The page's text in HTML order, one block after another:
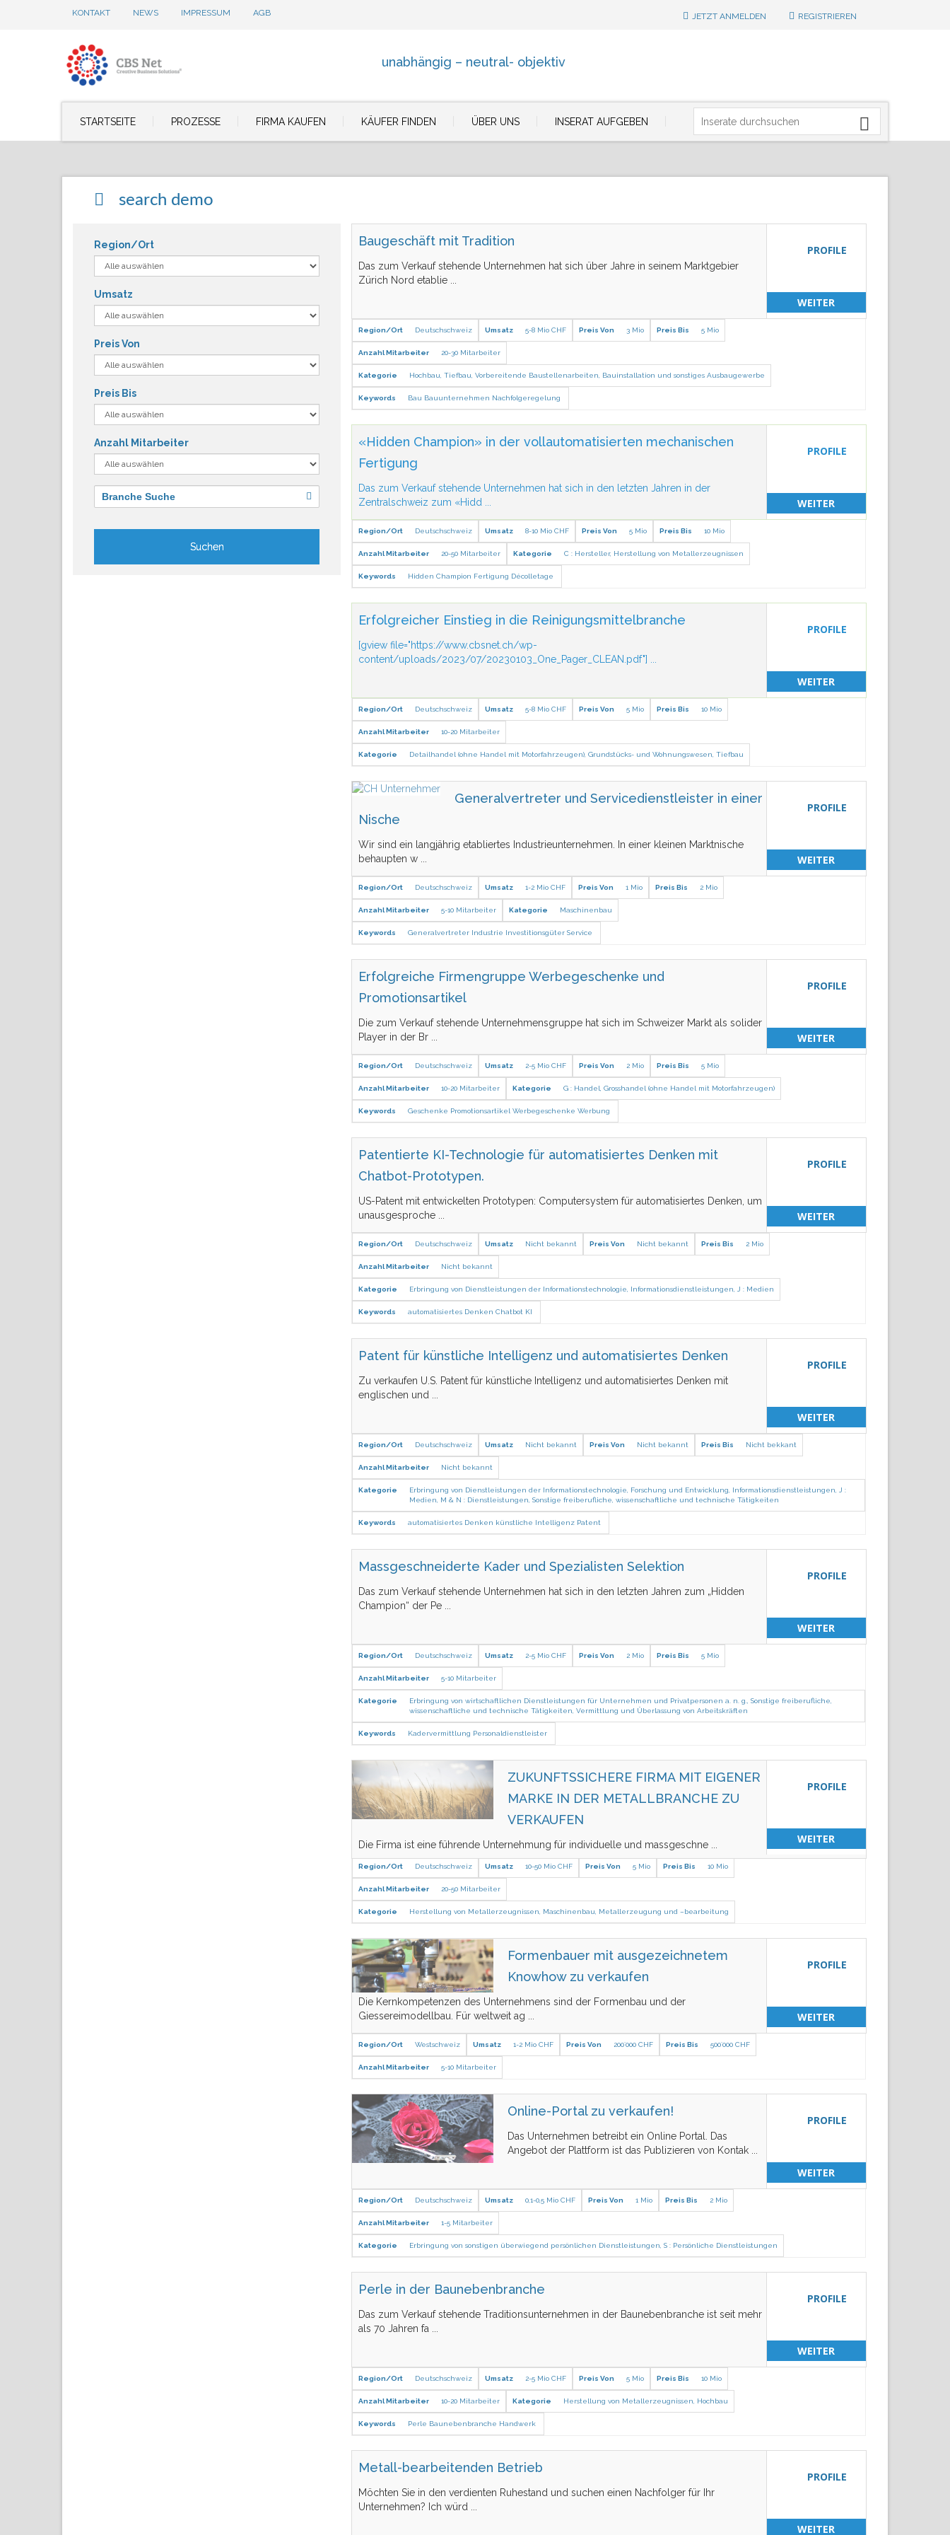
JETZT ANMELDEN REGISTRIEREN
KONTAKT NEWS IMPRESSUM AGB
unabhängig – neutral- objektiv
STARTSEITE PROZESSE FIRMA KAUFEN KÄUFER FINDEN ÜBER UNS INSERAT AUFGEBEN
search demo
Region/Ort
Umsatz
Preis Von
Preis Bis
Anzahl Mitarbeiter
Branche Suche
Suchen
PROFILE
WEITER
Baugeschäft mit Tradition
Das zum Verkauf stehende Unternehmen hat sich über Jahre in seinem Marktgebier
Zürich Nord etablie
Region/Ort Deutschschweiz Umsatz 5-8 Mio CHF Preis Von 3 Mio Preis Bis 5 Mio
Anzahl Mitarbeiter 20-30 Mitarbeiter
Kategorie Hochbau ,Tiefbau ,Vorbereitende Baustellenarbeiten, Bauinstallation und sonstiges Ausbaugewerbe
Keywords Bau Bauunternehmen Nachfolgeregelung
PROFILE
WEITER
«Hidden Champion» in der vollautomatisierten mechanischen
Fertigung
Das zum Verkauf stehende Unternehmen hat sich in den letzten Jahren in der
Zentralschweiz zum «Hidd
Region/Ort Deutschschweiz Umsatz 8-10 Mio CHF Preis Von 5 Mio Preis Bis 10 Mio
Anzahl Mitarbeiter 20-50 Mitarbeiter Kategorie C : Hersteller, Herstellung von Metallerzeugnissen
Keywords Hidden Champion Fertigung Décolletage
PROFILE
WEITER
Erfolgreicher Einstieg in die Reinigungsmittelbranche
[gview file="https://www.cbsnet.ch/wp-
content/uploads/2023/07/20230103_One_Pager_CLEAN.pdf"]
Region/Ort Deutschschweiz Umsatz 5-8 Mio CHF Preis Von 5 Mio Preis Bis 10 Mio
Anzahl Mitarbeiter 10-20 Mitarbeiter
Kategorie Detailhandel (ohne Handel mit Motorfahrzeugen) ,Grundstücks- und Wohnungswesen ,Tiefbau
PROFILE
WEITER
Generalvertreter und Servicedienstleister in einer
Nische
Wir sind ein langjährig etabliertes Industrieunternehmen. In einer kleinen Marktnische
behaupten w
Region/Ort Deutschschweiz Umsatz 1-2 Mio CHF Preis Von 1 Mio Preis Bis 2 Mio
Anzahl Mitarbeiter 5-10 Mitarbeiter Kategorie Maschinenbau
Keywords Generalvertreter Industrie Investitionsgüter Service
PROFILE
WEITER
Erfolgreiche Firmengruppe Werbegeschenke und
Promotionsartikel
Die zum Verkauf stehende Unternehmensgruppe hat sich im Schweizer Markt als solider
Player in der Br
Region/Ort Deutschschweiz Umsatz 2-5 Mio CHF Preis Von 2 Mio Preis Bis 5 Mio
Anzahl Mitarbeiter 10-20 Mitarbeiter Kategorie G : Handel ,Grosshandel (ohne Handel mit Motorfahrzeugen)
Keywords Geschenke Promotionsartikel Werbegeschenke Werbung
PROFILE
WEITER
Patentierte KI-Technologie für automatisiertes Denken mit
Chatbot-Prototypen.
US-Patent mit entwickelten Prototypen: Computersystem für automatisiertes Denken, um
unausgesproche
Region/Ort Deutschschweiz Umsatz Nicht bekannt Preis Von Nicht bekannt Preis Bis 2 Mio
Anzahl Mitarbeiter Nicht bekannt
Kategorie Erbringung von Dienstleistungen der Informationstechnologie Informationsdienstleistungen J : Medien
Keywords automatisiertes Denken Chatbot KI
PROFILE
WEITER
Patent für künstliche Intelligenz und automatisiertes Denken
Zu verkaufen U.S. Patent für künstliche Intelligenz und automatisiertes Denken mit
englischen und
Region/Ort Deutschschweiz Umsatz Nicht bekannt Preis Von Nicht bekannt Preis Bis Nicht bekkant
Anzahl Mitarbeiter Nicht bekannt
Kategorie Erbringung von Dienstleistungen der Informationstechnologie Forschung und Entwicklung Informationsdienstleistungen
J :
Medien
M & N : Dienstleistungen ,Sonstige freiberufliche, wissenschaftliche und technische Tätigkeiten
Keywords automatisiertes Denken künstliche Intelligenz Patent
PROFILE
WEITER
Massgeschneiderte Kader und Spezialisten Selektion
Das zum Verkauf stehende Unternehmen hat sich in den letzten Jahren zum „Hidden
Champion“ der Pe
Region/Ort Deutschschweiz Umsatz 2-5 Mio CHF Preis Von 2 Mio Preis Bis 5 Mio
Anzahl Mitarbeiter 5-10 Mitarbeiter
Kategorie Erbringung von wirtschaftlichen Dienstleistungen für Unternehmen und Privatpersonen a. n. g. ,Sonstige freiberufliche,
wissenschaftliche und technische Tätigkeiten ,Vermittlung und Überlassung von Arbeitskräften
Keywords Kadervermittlung Personaldienstleister
PROFILE
WEITER
ZUKUNFTSSICHERE FIRMA MIT EIGENER
MARKE IN DER METALLBRANCHE ZU
VERKAUFEN
Die Firma ist eine führende Unternehmung für individuelle und massgeschne
Region/Ort Deutschschweiz Umsatz 10-50 Mio CHF Preis Von 5 Mio Preis Bis 10 Mio
Anzahl Mitarbeiter 20-50 Mitarbeiter
Kategorie Herstellung von Metallerzeugnissen Maschinenbau Metallerzeugung und –bearbeitung
PROFILE
WEITER
Formenbauer mit ausgezeichnetem
Knowhow zu verkaufen
Die Kernkompetenzen des Unternehmens sind der Formenbau und der
Giessereimodellbau. Für weltweit ag
Region/Ort Westschweiz Umsatz 1-2 Mio CHF Preis Von 200´000 CHF Preis Bis 500´000 CHF
Anzahl Mitarbeiter 5-10 Mitarbeiter
PROFILE
WEITER
Online-Portal zu verkaufen!
Das Unternehmen betreibt ein Online Portal. Das
Angebot der Plattform ist das Publizieren von Kontak
Region/Ort Deutschschweiz Umsatz 0,1-0,5 Mio CHF Preis Von 1 Mio Preis Bis 2 Mio
Anzahl Mitarbeiter 1-5 Mitarbeiter
Kategorie Erbringung von sonstigen überwiegend persönlichen Dienstleistungen ,S : Persönliche Dienstleistungen
PROFILE
WEITER
Perle in der Baunebenbranche
Das zum Verkauf stehende Traditionsunternehmen in der Baunebenbranche ist seit mehr
als 70 Jahren fa
Region/Ort Deutschschweiz Umsatz 2-5 Mio CHF Preis Von 5 Mio Preis Bis 10 Mio
Anzahl Mitarbeiter 10-20 Mitarbeiter Kategorie Herstellung von Metallerzeugnissen Hochbau
Keywords Perle Baunebenbranche Handwerk
PROFILE
WEITER
Metall-bearbeitenden Betrieb
Möchten Sie in den verdienten Ruhestand und suchen einen Nachfolger für Ihr
Unternehmen? Ich würd